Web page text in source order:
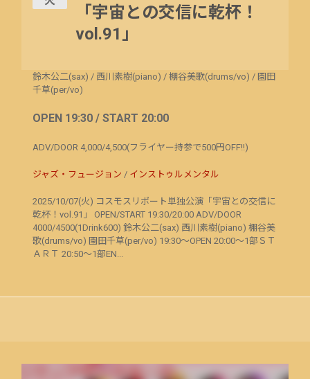
「宇宙との交信に乾杯！
vol.91」
鈴木公二(sax) / 西川素樹(piano) / 棚谷美歌(drums/vo) / 園田
千草(per/vo)
OPEN 19:30 / START 20:00
ADV/DOOR 4,000/4,500(フライヤー持参で500円OFF!!)
ジャズ・フュージョン / インストゥルメンタル
2025/10/07(火) コスモスリポート単独公演「宇宙との交信に
乾杯！vol.91」 OPEN/START 19:30/20:00 ADV/DOOR
4000/4500(1Drink600) 鈴木公二(sax) 西川素樹(piano) 棚谷美
歌(drums/vo) 園田千草(per/vo) 19:30～OPEN 20:00～1部ＳＴ
ＡＲＴ 20:50～1部EN...